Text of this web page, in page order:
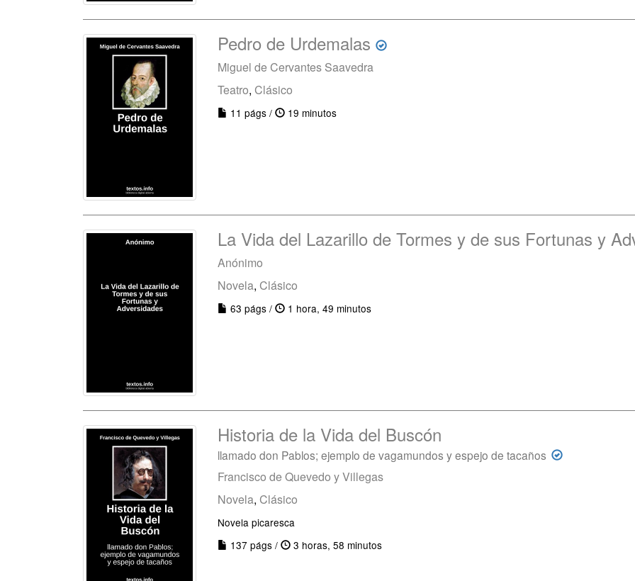
Pedro de Urdemalas
Miguel de Cervantes Saavedra
Teatro, Clásico
11 págs / 19 minutos
La Vida del Lazarillo de Tormes y de sus Fortunas y
Anónimo
Novela, Clásico
63 págs / 1 hora, 49 minutos
Historia de la Vida del Buscón
llamado don Pablos; ejemplo de vagamundos y espejo de tacaños
Francisco de Quevedo y Villegas
Novela, Clásico
Novela picaresca
137 págs /
3 horas, 58 minutos